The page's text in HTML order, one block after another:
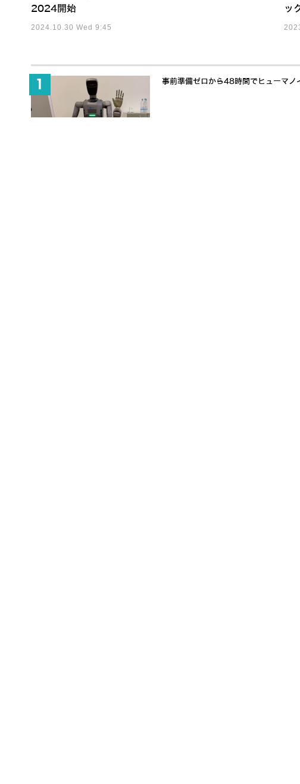
2024開始
2024.10.30 Wed 9:45
ッ
事前準備ゼロから48時間でヒューマ